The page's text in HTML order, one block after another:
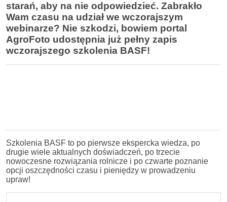
starań, aby na nie odpowiedzieć. Zabrakło
Wam czasu na udział we wczorajszym
webinarze? Nie szkodzi, bowiem portal
AgroFoto udostępnia już pełny zapis
wczorajszego szkolenia BASF!
Szkolenia BASF to po pierwsze ekspercka wiedza, po
drugie wiele aktualnych doświadczeń, po trzecie
nowoczesne rozwiązania rolnicze i po czwarte poznanie
opcji oszczędności czasu i pieniędzy w prowadzeniu
upraw!